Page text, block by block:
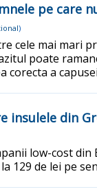
pe
)
cele mai mari
poate
corecta a
insulele din
low-cost
129 de lei pe